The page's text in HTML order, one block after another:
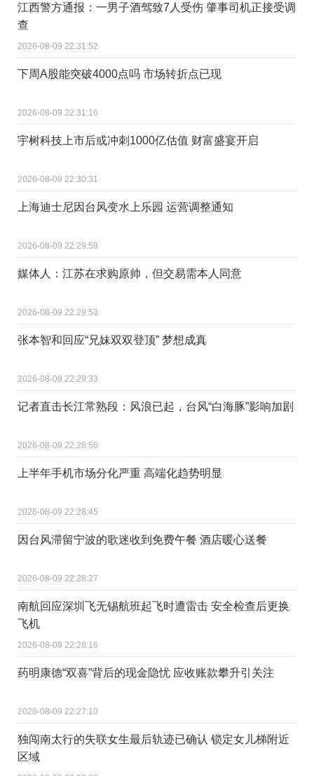
江西警方通报：一男子酒驾致7人受伤 肇事司机正接受调
查
2026-08-09 22:31:52
下周A股能突破4000点吗 市场转折点已现
2026-08-09 22:31:16
宇树科技上市后或冲刺1000亿估值 财富盛宴开启
2026-08-09 22:30:31
上海迪士尼因台风变水上乐园 运营调整通知
2026-08-09 22:29:58
媒体人：江苏在求购原帅，但交易需本人同意
2026-08-09 22:29:53
张本智和回应“兄妹双双登顶” 梦想成真
2026-08-09 22:29:33
记者直击长江常熟段：风浪已起，台风“白海豚”影响加剧
2026-08-09 22:28:56
上半年手机市场分化严重 高端化趋势明显
2026-08-09 22:28:45
因台风滞留宁波的歌迷收到免费午餐 酒店暖心送餐
2026-08-09 22:28:27
南航回应深圳飞无锡航班起飞时遭雷击 安全检查后更换
飞机
2026-08-09 22:28:16
药明康德“双喜”背后的现金隐忧 应收账款攀升引关注
2026-08-09 22:27:10
独闯南太行的失联女生最后轨迹已确认 锁定女儿梯附近
区域